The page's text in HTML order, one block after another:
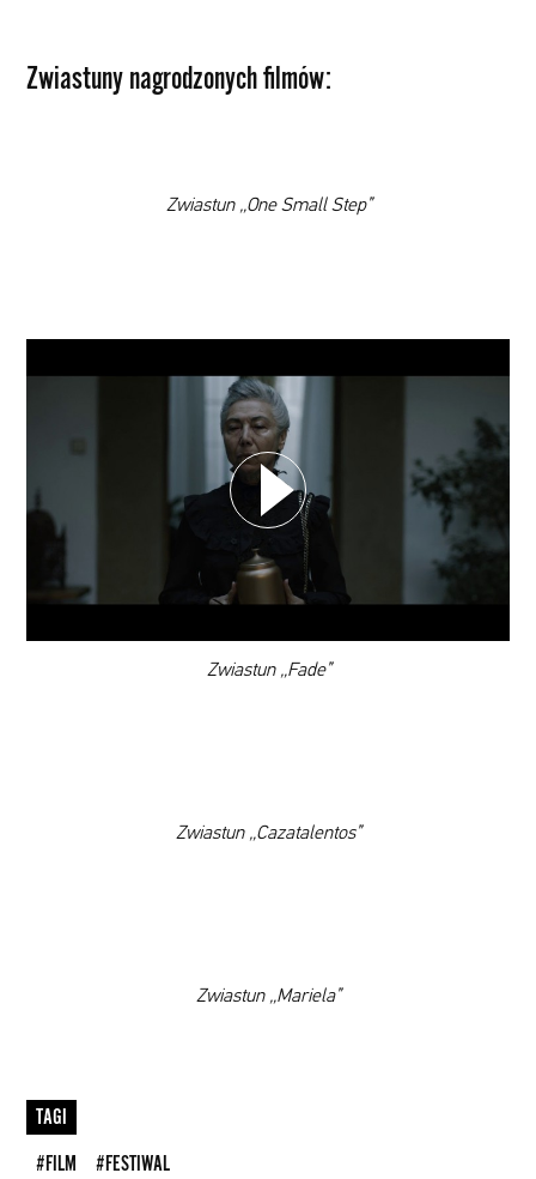
Zwiastuny nagrodzonych filmów:
Zwiastun „One Small Step”
Zwiastun „Fade”
DODAJ TEN FILM DO PLAYLISTY
Zwiastun „Cazatalentos”
Zwiastun „Mariela”
TAGI
#FILM #FESTIWAL